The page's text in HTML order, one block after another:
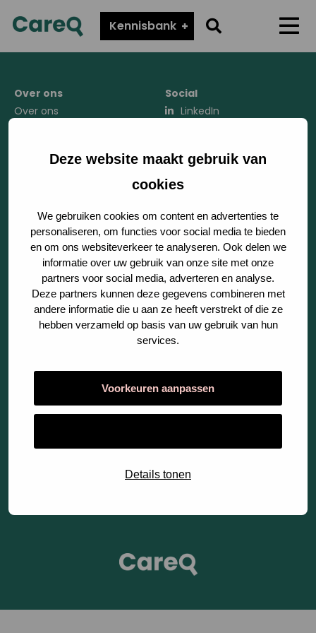
Deze website maakt gebruik van
cookies
We gebruiken cookies om content en advertenties te
personaliseren, om functies voor social media te bieden
en om ons websiteverkeer te analyseren. Ook delen we
informatie over uw gebruik van onze site met onze
partners voor social media, adverteren en analyse.
Deze partners kunnen deze gegevens combineren met
andere informatie die u aan ze heeft verstrekt of die ze
hebben verzameld op basis van uw gebruik van hun
services.
Voorkeuren aanpassen
Details tonen
CareQ
Kennisbank
Go
to
Over ons
Over ons
Social
LinkedIn
Product
Kennisbank
Regionale samenwerking
Privacy Statement
Algemene Voorwaarden
CareQ
link